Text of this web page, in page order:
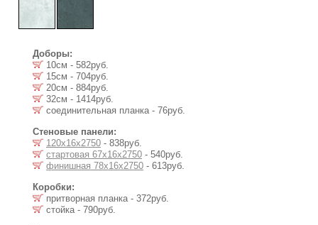
Доборы:
10см - 582руб.
15см - 704руб.
20см - 884руб.
32см - 1414руб.
соединительная планка - 76руб.
Стеновые панели:
120х16х2750 - 838руб.
стартовая 67х16х2750 - 540руб.
финишная 78х16х2750 - 613руб.
Коробки:
притворная планка - 372руб.
стойка - 790руб.